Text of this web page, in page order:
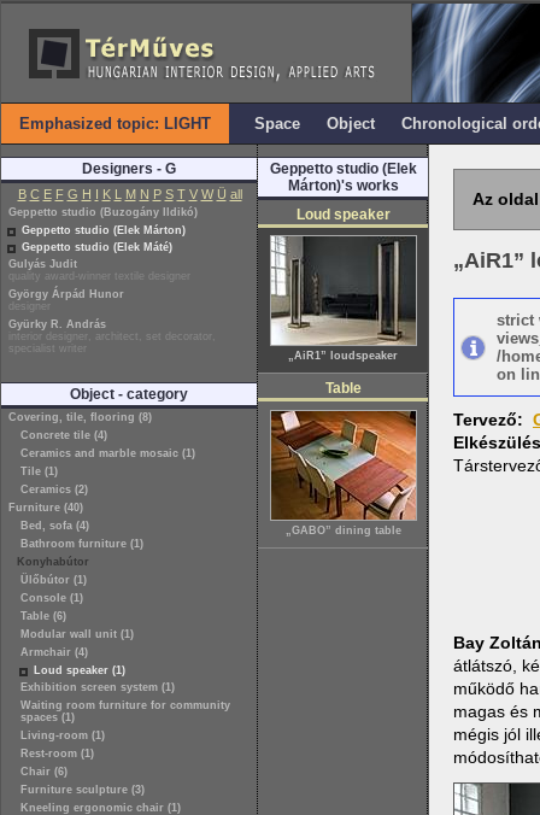
Emphasized topic: LIGHT Space Object Chronological
Designers - G
B C E F G H I K L M N P S T V W Ü all
Geppetto studio (Buzogány Ildikó)
Geppetto studio (Elek Márton)
Geppetto studio (Elek Máté)
Gulyás Judit
quality award-winner textile designer
György Árpád Hunor
designer
Gyürky R. András
interior designer, architect, set decorator,
specialist writer
Object - category
Covering, tile, flooring (8)
Concrete tile (4)
Ceramics and marble mosaic (1)
Tile (1)
Ceramics (2)
Furniture (40)
Bed, sofa (4)
Bathroom furniture (1)
Konyhabútor
Ülőbútor (1)
Console (1)
Table (6)
Modular wall unit (1)
Armchair (4)
Loud speaker (1)
Exhibition screen system (1)
Waiting room furniture for community
spaces (1)
Living-room (1)
Rest-room (1)
Chair (6)
Furniture sculpture (3)
Kneeling ergonomic chair (1)
Geppetto studio (Elek
Márton)'s works
Loud speaker
„AiR1” loudspeaker
Table
„GABO” dining table
Az
„AiR1”
strict
/
on
Tervező:
Bay
átlátszó,
működő
magas és
mégis jól